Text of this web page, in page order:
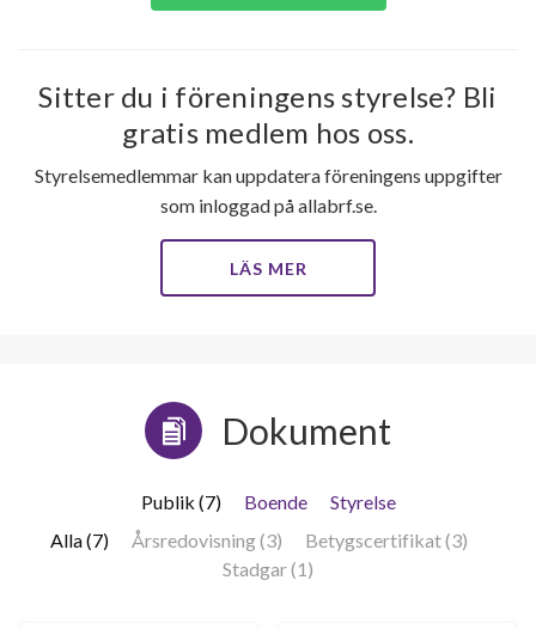
Sitter du i föreningens styrelse? Bli
gratis medlem hos oss.
Styrelsemedlemmar kan uppdatera föreningens uppgifter
som inloggad på allabrf.se.
LÄS MER
Dokument
Publik (7) Boende
Styrelse
Alla (7)
Årsredovisning (3)
Betygscertifikat (3)
Stadgar (1)